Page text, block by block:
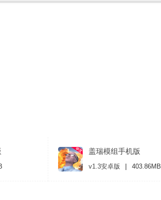
盖瑞模组手机版
v1.3安卓版 | 403.86MB